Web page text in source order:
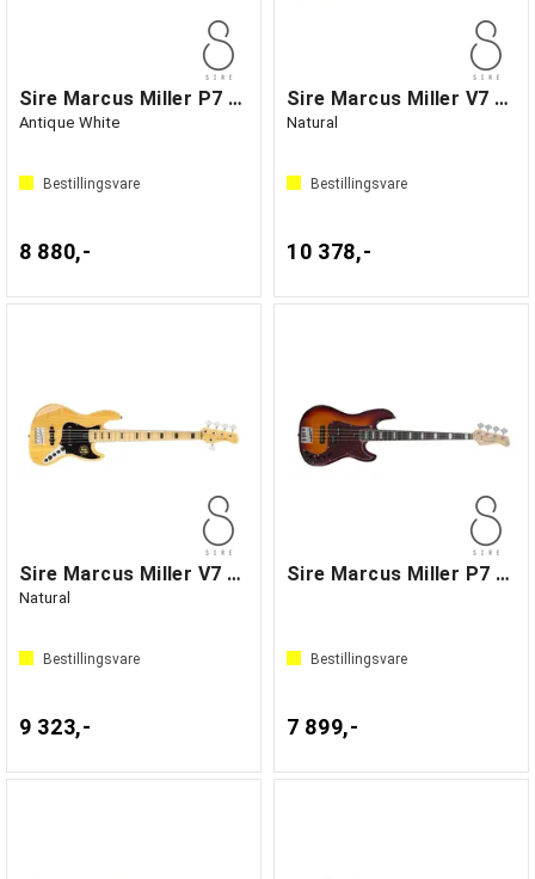
Sire Marcus Miller P7 Alder-5
Antique White
Bestillingsvare
8 880,-
Sire Marcus Miller V7 Vintage Swamp Ash4
Natural
Bestillingsvare
10 378,-
Sire Marcus Miller V7 Vintage Swamp Ash5
Natural
Bestillingsvare
9 323,-
Sire Marcus Miller P7 Alder-4 Tobacco SB
Bestillingsvare
7 899,-